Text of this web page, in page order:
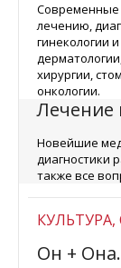
Современные
лечению,
гинекологии
хирургии,
онкологии.
Лечение
Новейшие
диагностики
также все
Он +